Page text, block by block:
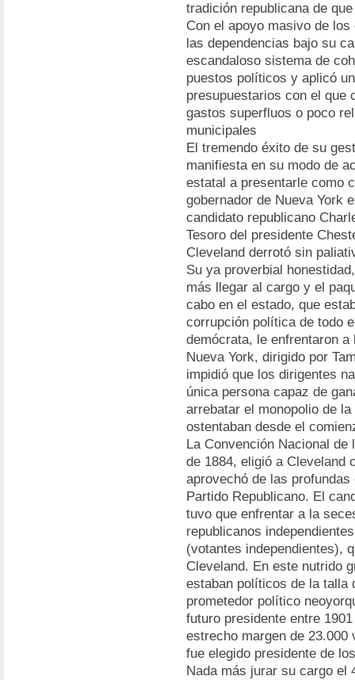
tradición republicana de
Con el apoyo masivo de
las dependencias bajo su
escandaloso sistema de
puestos políticos y aplicó
presupuestarios con el que
gastos superfluos o poco
municipales
El tremendo éxito de su
manifiesta en su modo de
estatal a presentarle como
gobernador de Nueva York
candidato republicano
Tesoro del presidente
Cleveland derrotó sin
Su ya proverbial
más llegar al cargo y el
cabo en el estado, que
corrupción política de todo
demócrata, le enfrentaron
Nueva York, dirigido por
impidió que los dirigentes
única persona capaz de
arrebatar el monopolio de
ostentaban desde el
La Convención Nacional
de 1884, eligió a Cleveland
aprovechó de las
Partido Republicano. El
tuvo que enfrentar a la
republicanos
(votantes independientes),
Cleveland. En este nutrido
estaban políticos de la talla
prometedor político
futuro presidente entre
estrecho margen de
fue elegido presidente de
Nada más jurar su cargo el